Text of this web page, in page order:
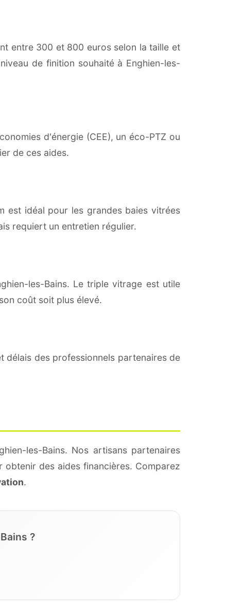
entre 300 et 800 euros selon la taille et
de finition souhaité à Enghien-les-
d'énergie (CEE), un éco-PTZ ou
de ces aides.
est idéal pour les grandes baies vitrées
requiert un entretien régulier.
les-Bains. Le triple vitrage est utile
coût soit plus élevé.
des professionnels partenaires de
les-Bains. Nos artisans partenaires
des aides financières. Comparez
.
?